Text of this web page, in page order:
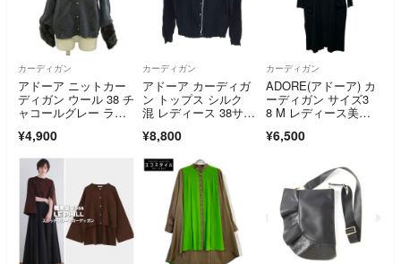
カーディガン
アドーア ニットカー
ディガン ウール 38 チ
ャコールグレー ラウ
¥4,900
カーディガン
アドーア カーディガ
ン トップス シルク
混 レディース 38サイ
¥8,800
カーディガン
ADORE(アドーア) カ
ーディガン サイズ3
8 M レディース美
¥6,500